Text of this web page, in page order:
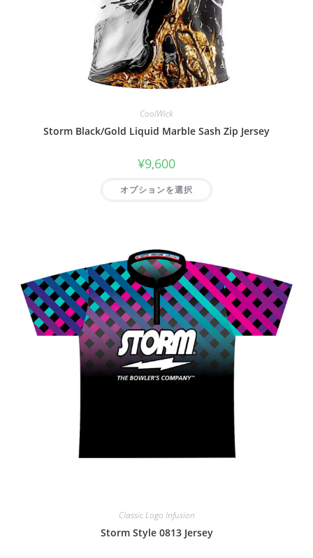
CoolWick
Storm Black/Gold Liquid Marble Sash Zip Jersey
¥9,600
オプションを選択
Classic Logo Infusion
Storm Style 0813 Jersey